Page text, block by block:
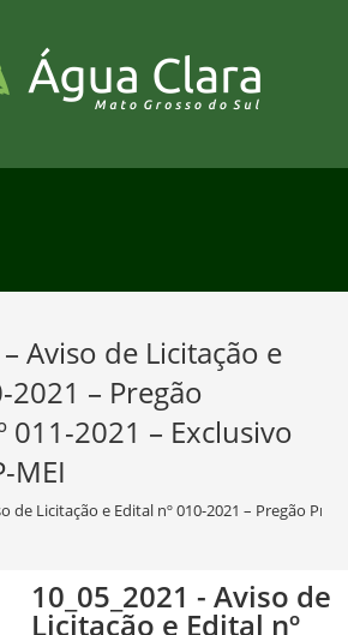
Aviso de Licitação e
2021 – Pregão
011-2021 – Exclusivo
MEI
de Licitação e Edital nº 010-2021 – Pregão
10_05_2021 - Aviso de
Licitação e Edital nº